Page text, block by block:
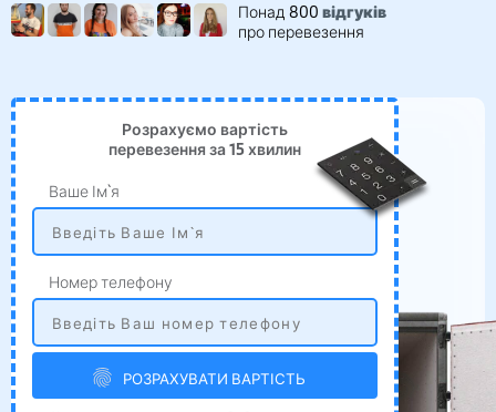
Понад 800 відгуків
про перевезення
Розрахуємо вартість
перевезення за 15 хвилин
Ваше Ім`я
Номер телефону
РОЗРАХУВАТИ ВАРТІСТЬ